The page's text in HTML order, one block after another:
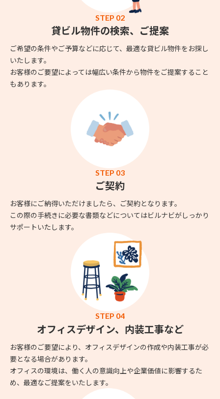
STEP 02
貸ビル物件の検索、ご提案
ご希望の条件やご予算などに応じて、最適な貸ビル物件をお探し
いたします。
お客様のご要望によっては幅広い条件から物件をご提案すること
もあります。
STEP 03
ご契約
お客様にご納得いただけましたら、ご契約となります。
この際の手続きに必要な書類などについてはビルナビがしっかり
サポートいたします。
STEP 04
オフィスデザイン、内装工事など
お客様のご要望により、オフィスデザインの作成や内装工事が必
要となる場合があります。
オフィスの環境は、働く人の意識向上や企業価値に影響するた
め、最適なご提案をいたします。